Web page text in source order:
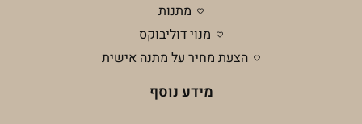
מתנות
מנוי דוליבוקס
הצעת מחיר על מתנה אישית
מידע נוסף